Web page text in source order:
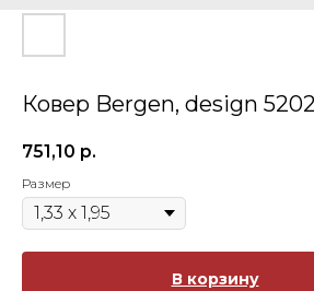
Ковер Bergen, design
751,10 р.
Размер
В корзину